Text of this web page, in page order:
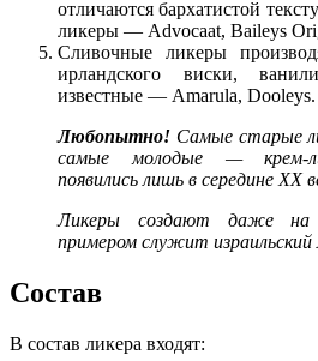
отличаются бархатистой
ликеры — Advocaat, Baileys
Сливочные ликеры
ирландского виски,
известные — Amarula, Dooleys.
Любопытно! Самые старые
самые молодые — крем-
появились лишь в середине ХХ
Ликеры создают даже на
примером служит израильский
Состав
В состав ликера входят: